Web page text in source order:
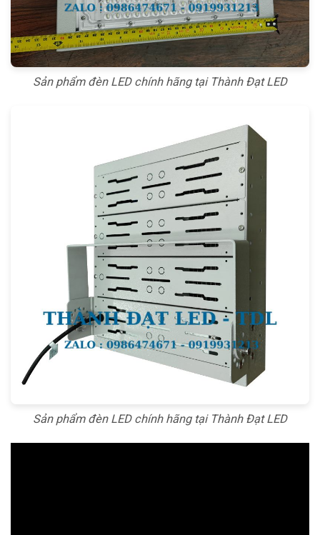
Sản phẩm đèn LED chính hãng tại Thành Đạt LED
Sản phẩm đèn LED chính hãng tại Thành Đạt LED